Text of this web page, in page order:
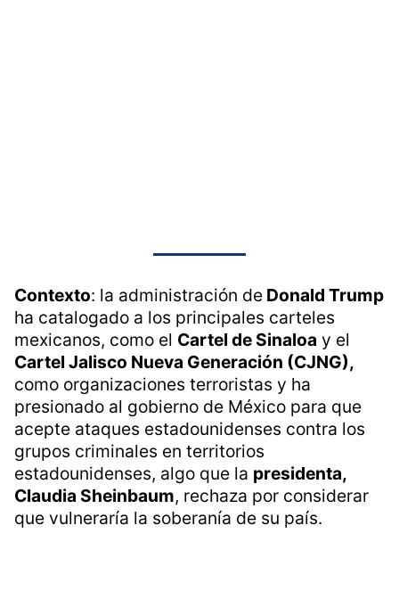
Contexto: la administración de Donald Trump
ha catalogado a los principales carteles
mexicanos, como el Cartel de Sinaloa y el
Cartel Jalisco Nueva Generación (CJNG),
como organizaciones terroristas y ha
presionado al gobierno de México para que
acepte ataques estadounidenses contra los
grupos criminales en territorios
estadounidenses, algo que la presidenta,
Claudia Sheinbaum, rechaza por considerar
que vulneraría la soberanía de su país.